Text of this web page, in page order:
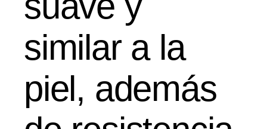
similar a la
piel, además